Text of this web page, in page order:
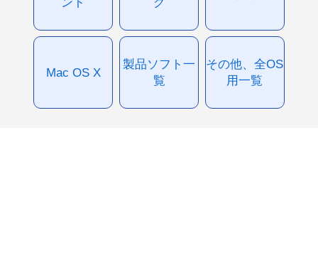
Mac OS X
製品ソフト一
覧
その他、全OS
用一覧